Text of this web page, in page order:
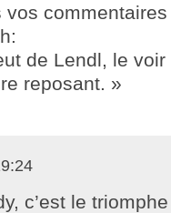
vos
de Lendl, le
reposant. »
c’est le